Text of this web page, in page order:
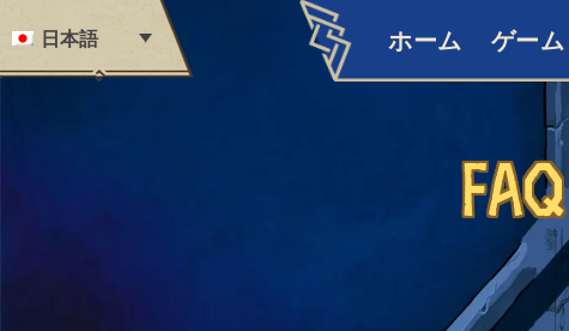
日本語 ホーム ゲーム